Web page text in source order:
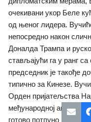
очекивани укор Беле
од њеног лидера.
непосредно након
Доналда Трампа и
стављајући га у ранг
председник је такође
типично за Кинезе.
Орден пријатељства
међународној агенди,
готово потпуно